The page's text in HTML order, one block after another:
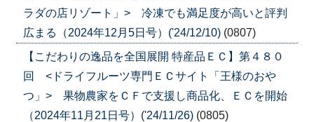
ラダの店リゾート」> 冷凍でも満足度が高いと評判
広まる（2024年12月5日号）('24/12/10) (0807)
【こだわりの逸品を全国展開 特産品ＥＣ】第４８０
回 <ドライフルーツ専門ＥＣサイト「王様のおや
つ」> 果物農家をＣＦで支援し商品化、ＥＣを開始
（2024年11月21日号）('24/11/26) (0805)